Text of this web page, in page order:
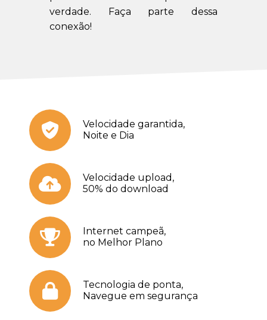
verdade. Faça parte dessa
conexão!
Velocidade garantida,
Noite e Dia
Velocidade upload,
50% do download
Internet campeã,
no Melhor Plano
Tecnologia de ponta,
Navegue em segurança